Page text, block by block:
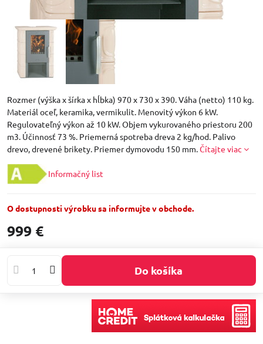
Rozmer (výška x šírka x hĺbka) 970 x 730 x 390. Váha (netto) 110 kg.
Materiál oceľ, keramika, vermikulit. Menovitý výkon 6 kW.
Regulovateľný výkon až 10 kW. Objem vykurovaného priestoru 200
m3. Účinnosť 73 %. Priemerná spotreba dreva 2 kg/hod. Palivo
drevo, drevené brikety. Priemer dymovodu 150 mm.Čítajte viac
Informačný list
O dostupnosti výrobku sa informujte v obchode.
999 €
Do košíka